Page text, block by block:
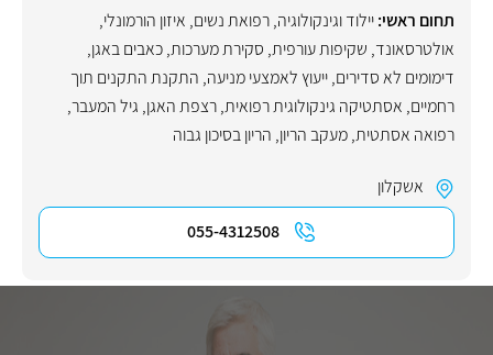
תחום ראשי:יילוד וגינקולוגיה, רפואת נשים, איזון הורמונלי,
אולטרסאונד, שקיפות עורפית, סקירת מערכות,כאבים באגן,
דימומים לא סדירים,ייעוץ לאמצעי מניעה, התקנת התקנים תוך
רחמיים, אסתטיקה גינקולוגית רפואית,רצפת האגן, גיל המעבר,
רפואה אסתטית,מעקב הריון, הריון בסיכון גבוה
אשקלון
055-4312508